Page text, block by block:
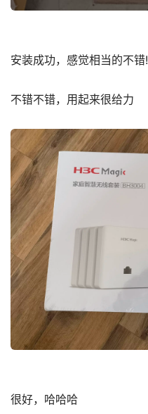
安装成功，感觉相当的不错!
不错不错，用起来很给力
很好，哈哈哈